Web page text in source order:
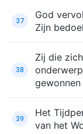
37
God
Zijn
38
Zij die
gewonnen
39
Het
van het